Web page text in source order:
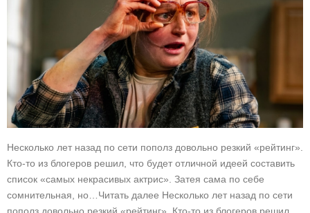
Несколько лет назад по сети пополз довольно резкий «рейтинг».
Кто-то из блогеров решил, что будет отличной идеей составить
список «самых некрасивых актрис». Затея сама по себе
сомнительная, но…Читать далее Несколько лет назад по сети